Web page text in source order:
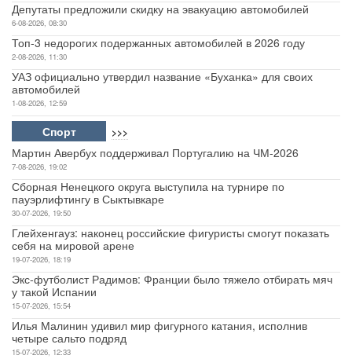
Депутаты предложили скидку на эвакуацию автомобилей
6-08-2026, 08:30
Топ-3 недорогих подержанных автомобилей в 2026 году
2-08-2026, 11:30
УАЗ официально утвердил название «Буханка» для своих
автомобилей
1-08-2026, 12:59
Спорт >>>
Мартин Авербух поддерживал Португалию на ЧМ-2026
7-08-2026, 19:02
Сборная Ненецкого округа выступила на турнире по
пауэрлифтингу в Сыктывкаре
30-07-2026, 19:50
Глейхенгауз: наконец российские фигуристы смогут показать
себя на мировой арене
19-07-2026, 18:19
Экс-футболист Радимов: Франции было тяжело отбирать мяч
у такой Испании
15-07-2026, 15:54
Илья Малинин удивил мир фигурного катания, исполнив
четыре сальто подряд
15-07-2026, 12:33